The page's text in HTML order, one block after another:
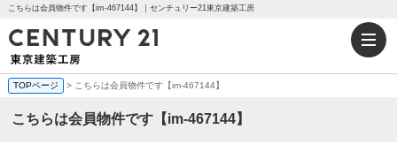
こちらは会員物件です【im-467144】｜センチュリー21東京建築工房
TOPページ > こちらは会員物件です【im-467144】
こちらは会員物件です【im-467144】